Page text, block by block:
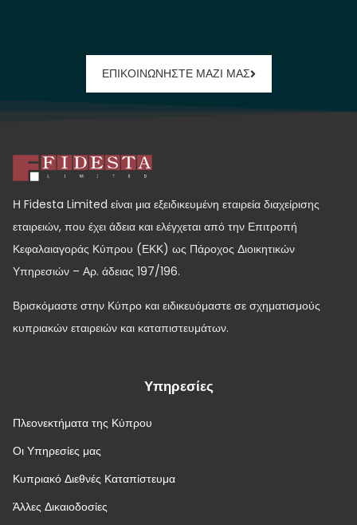
ΕΠΙΚΟΙΝΩΝΗΣΤΕ ΜΑΖΙ ΜΑΣ
Η Fidesta Limited είναι μια εξειδικευμένη εταιρεία διαχείρισης
εταιρειών, που έχει άδεια και ελέγχεται από την Επιτροπή
Κεφαλαιαγοράς Κύπρου (ΕΚΚ) ως Πάροχος Διοικητικών
Υπηρεσιών – Αρ. άδειας 197/196.
Βρισκόμαστε στην Κύπρο και ειδικευόμαστε σε σχηματισμούς
κυπριακών εταιρειών και καταπιστευμάτων.
Υπηρεσίες
Πλεονεκτήματα της Κύπρου
Οι Υπηρεσίες μας
Κυπριακό Διεθνές Καταπίστευμα
Άλλες Δικαιοδοσίες